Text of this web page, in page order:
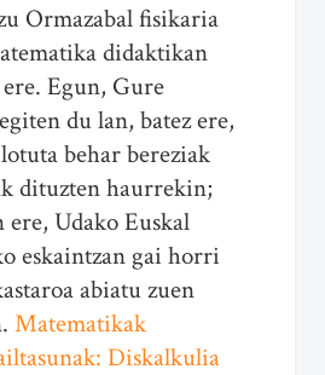
Ormazabal fisikaria
didaktikan
Egun, Gure
du lan, batez ere,
behar bereziak
dituzten haurrekin;
ere, Udako Euskal
eskaintzan gai horri
abiatu zuen
Matematikak
Diskalkulia